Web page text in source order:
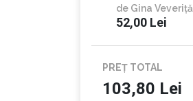
de Gina Veveriță
52,00 Lei
PREȚ TOTAL
103,80 Lei